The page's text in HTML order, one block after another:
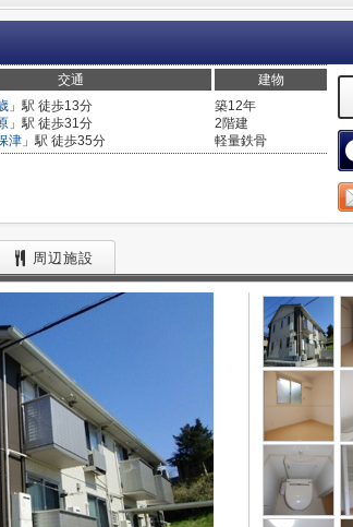
交通 建物
」駅 徒歩13分
」駅 徒歩31分
津 」駅 徒歩35分
築12年
2階建
軽量鉄骨
周辺施設